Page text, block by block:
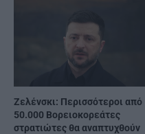
Ζελένσκι: Περισσότεροι από
50.000 Βορειοκορεάτες
στρατιώτες θα αναπτυχθούν